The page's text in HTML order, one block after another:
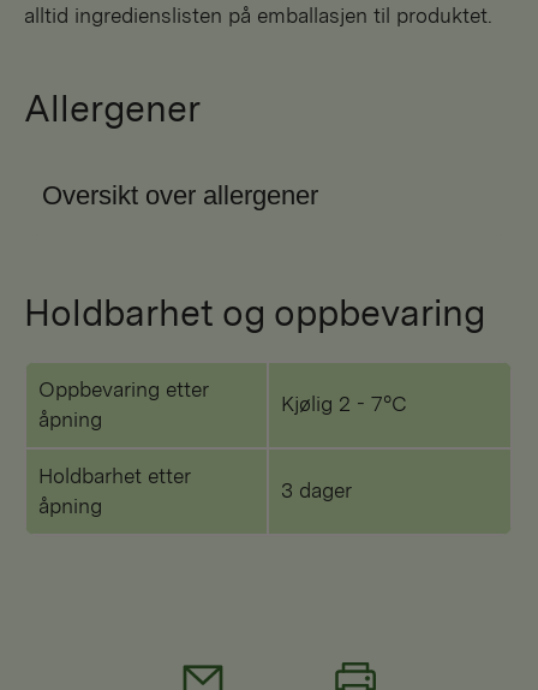
alltid ingredienslisten på emballasjen til produktet.
Allergener
Oversikt over allergener
Holdbarhet og oppbevaring
Oppbevaring etter
åpning
Kjølig 2 - 7°C
Holdbarhet etter
åpning
3 dager